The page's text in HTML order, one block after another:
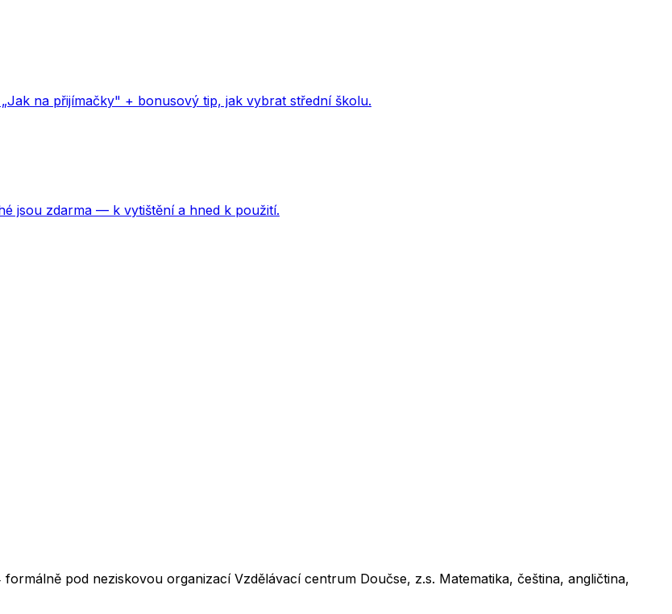
na přijímačky" + bonusový tip, jak vybrat střední školu.
jsou zdarma — k vytištění a hned k použití.
pod neziskovou organizací Vzdělávací centrum Doučse, z.s. Matematika, čeština, angličtina,